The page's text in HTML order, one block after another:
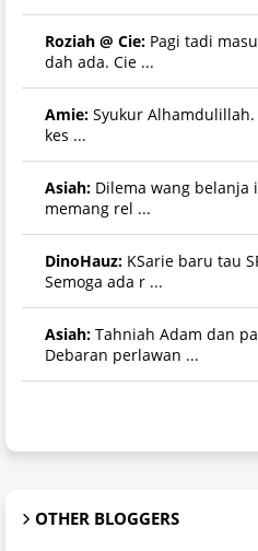
Roziah @ Cie: Pagi tadi
dah ada. Cie ...
Amie: Syukur
kes ...
Asiah: Dilema wang
memang rel ...
DinoHauz: KSarie baru tau
Semoga ada r ...
Asiah: Tahniah Adam dan
Debaran perlawan ...
OTHER BLOGGERS